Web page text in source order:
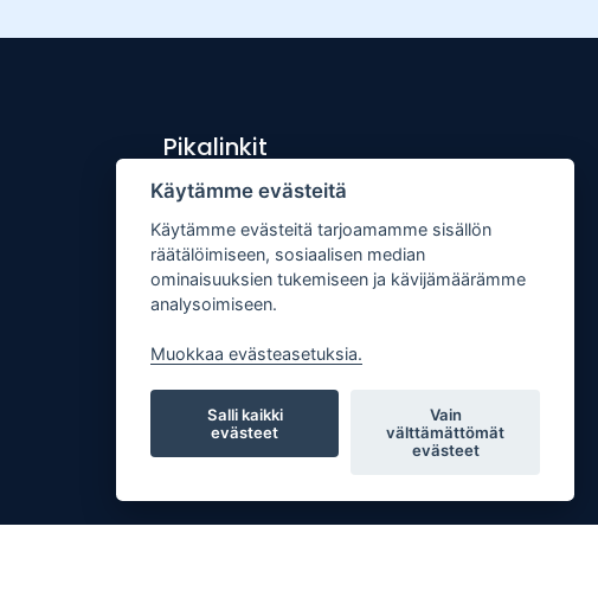
Pikalinkit
Lähetä uutisvinkki
Kopiointiohje
Mediakortti
Tilaa lehti
Osoitteenmuutos
Palaute
Käytämme evästeitä
Käytämme evästeitä tarjoamamme sisällön
räätälöimiseen, sosiaalisen median
ominaisuuksien tukemiseen ja kävijämäärämme
analysoimiseen.
Muokkaa evästeasetuksia.
Salli kaikki
evästeet
Vain
välttämättömät
evästeet